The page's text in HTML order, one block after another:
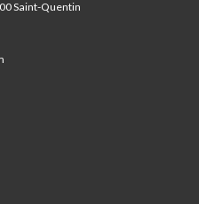
Saint-Quentin